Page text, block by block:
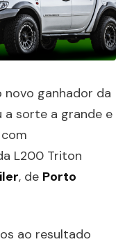
novo ganhador da
a sorte a grande e
L200 Triton
, de Porto
ao resultado